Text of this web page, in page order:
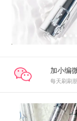
加小编
每天刷刷
后台新品